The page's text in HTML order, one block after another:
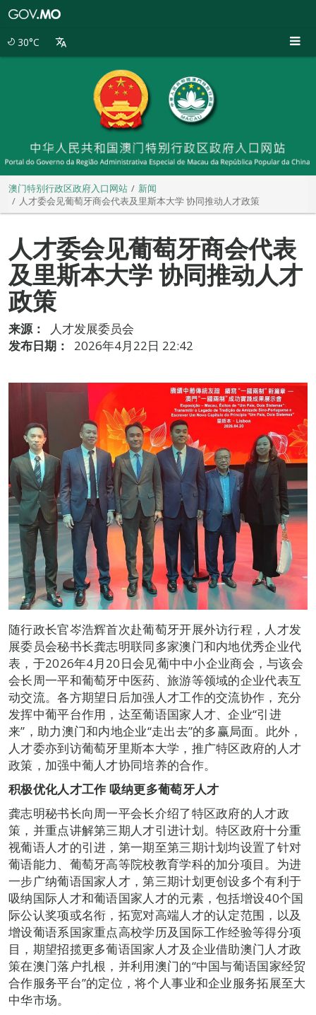
30°C
澳门特别行政区政府入口网站
新闻
人才委会见葡萄牙商会代表及里斯本大学 协同推动人才政策
人才委会见葡萄牙商会代表
及里斯本大学 协同推动人才
政策
来源：
人才发展委员会
发布日期：
2026年4月22日 22:42
随行政长官岑浩辉首次赴葡萄牙开展外访行程，人才发
展委员会秘书长龚志明联同多家澳门和内地优秀企业代
表，于2026年4月20日会见葡中中小企业商会，与该会
会长周一平和葡萄牙中医药、旅游等领域的企业代表互
动交流。各方期望日后加强人才工作的交流协作，充分
发挥中葡平台作用，达至葡语国家人才、企业“引进
来”，助力澳门和内地企业“走出去”的多赢局面。此外，
人才委亦到访葡萄牙里斯本大学，推广特区政府的人才
政策，加强中葡人才协同培养的合作。
积极优化人才工作 吸纳更多葡萄牙人才
龚志明秘书长向周一平会长介绍了特区政府的人才政
策，并重点讲解第三期人才引进计划。特区政府十分重
视葡语人才的引进，第一期至第三期计划均设置了针对
葡语能力、葡萄牙高等院校教育学科的加分项目。为进
一步广纳葡语国家人才，第三期计划更创设多个有利于
吸纳国际人才和葡语国家人才的元素，包括增设40个国
际公认奖项或名衔，拓宽对高端人才的认定范围，以及
增设葡语系国家重点高校学历及国际工作经验等得分项
目，期望招揽更多葡语国家人才及企业借助澳门人才政
策在澳门落户扎根，并利用澳门的“中国与葡语国家经贸
合作服务平台”的定位，将个人事业和企业服务拓展至大
中华市场。